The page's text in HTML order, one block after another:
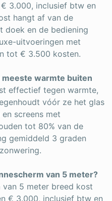
3.000, inclusief btw en
hangt af van de
doek en de bediening
uitvoeringen met
tot € 3.500 kosten.
warmte buiten
effectief tegen warmte,
vóór ze het glas
screens met
tot 80% van de
gemiddeld 3 graden
van 5 meter?
van 5 meter breed kost
€ 3.000, inclusief btw en